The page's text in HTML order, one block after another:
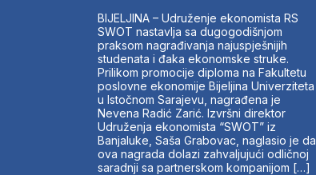
BIJELJINA – Udruženje ekonomista RS
SWOT nastavlja sa dugogodišnjom
praksom nagrađivanja najuspješnijih
studenata i đaka ekonomske struke.
Prilikom promocije diploma na Fakultetu
poslovne ekonomije Bijeljina Univerziteta
u Istočnom Sarajevu, nagrađena je
Nevena Radić Zarić. Izvršni direktor
Udruženja ekonomista “SWOT” iz
Banjaluke, Saša Grabovac, naglasio je da
ova nagrada dolazi zahvaljujući odličnoj
saradnji sa partnerskom kompanijom […]